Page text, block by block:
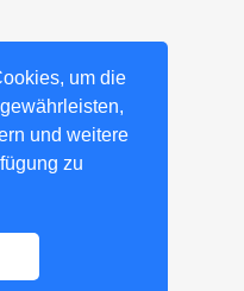
um die
und weitere
zu